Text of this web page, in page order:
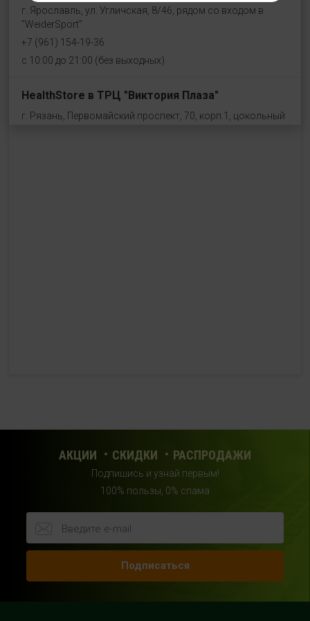
г. Ярославль, ул. Угличская, 8/46, рядом со входом в
"WeiderSport"
+7 (961) 154-19-36
с 10:00 до 21:00 (без выходных)
HealthStore в ТРЦ "Виктория Плаза"
г. Рязань, Первомайский проспект, 70, корп.1, цокольный
г.Москва, 23 км, Киевское шоссе, 1, второй этаж, рядом с
+7 (963) 682-32- 02
с 10:00 до 22:00 (без выходных)
HealthStore в ТРЦ "Райкин Плаза"
г.Москва, Шереметьевская ул., 6, корп. 1, цокольный
этаж, по пути следования в фитнес-клуб "Spirit Fitness"
АКЦИИ СКИДКИ РАСПРОДАЖИ
Подпишись и узнай первым!
100% пользы, 0% спама
Подписаться